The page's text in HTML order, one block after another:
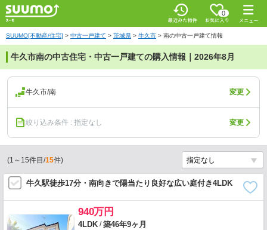
0
SUUMO[不動産/住宅] > 中古一戸建て > 茨城県 > 牛久市 > 南の中古一戸建て情報
牛久市南の中古住宅・中古一戸建ての購入情報｜2026年8月
牛久市/南 変更
絞り込み条件 : 指定なし 変更
(1 ～ 15件目/15件)
牛久駅徒歩17分・南向きで陽当たり良好な広い庭付き4LDK
940万円
4LDK /築46年9ヶ月